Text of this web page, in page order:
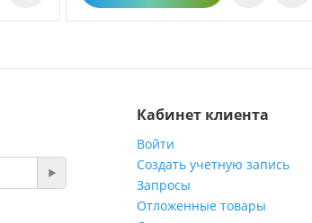
Кабинет клиента
Войти
Создать учетную запись
Запросы
Отложенные товары